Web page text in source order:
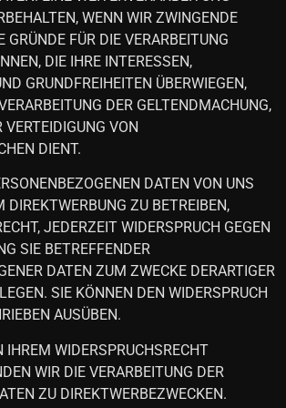
WENN WIR ZWINGENDE
GRÜNDE FÜR DIE VERARBEITUNG
DIE IHRE INTERESSEN,
GRUNDFREIHEITEN ÜBERWIEGEN,
DER GELTENDMACHUNG,
VERTEIDIGUNG VON
DIENT.
DATEN VON UNS
DIREKTWERBUNG ZU BETREIBEN,
JEDERZEIT WIDERSPRUCH GEGEN
SIE BETREFFENDER
DATEN ZUM ZWECKE DERARTIGER
SIE KÖNNEN DEN WIDERSPRUCH
AUSÜBEN.
IHREM WIDERSPRUCHSRECHT
WIR DIE VERARBEITUNG DER
ZU DIREKTWERBEZWECKEN.